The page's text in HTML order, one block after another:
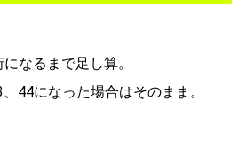
なるまで足し算。
44になった場合はそのまま。